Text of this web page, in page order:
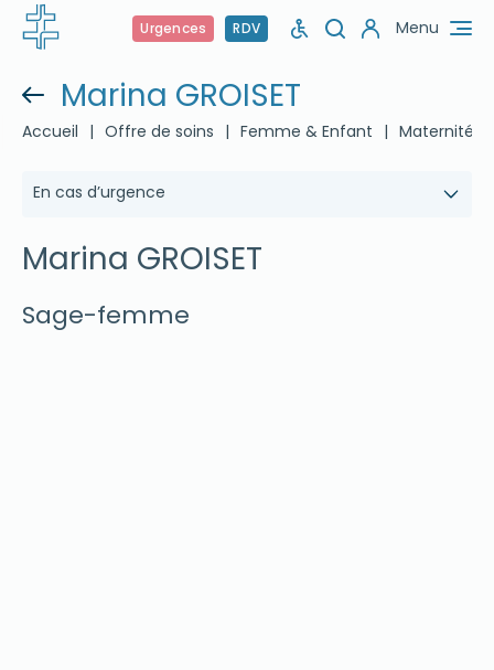
Urgences RDV Menu
Marina GROISET
Accueil | Offre de soins | Femme & Enfant | Maternité
En cas d’urgence
Marina GROISET
Sage-femme